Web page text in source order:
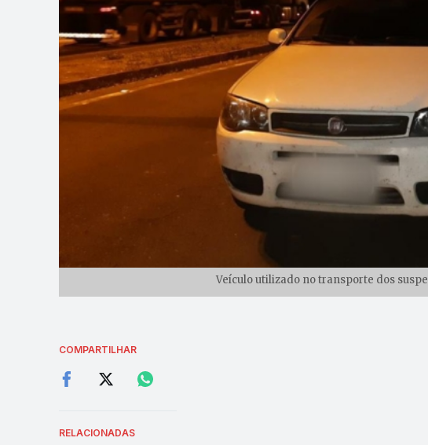
Veículo utilizado no transporte dos
COMPARTILHAR
RELACIONADAS